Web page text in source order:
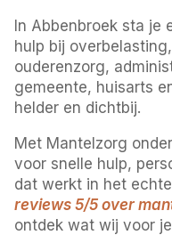
In Abbenbroek sta je
hulp bij
ouderenzorg,
gemeente, huisarts
helder en dichtbij.
Met Mantelzorg
voor snelle hulp,
dat werkt in het
reviews 5/5 over
ontdek wat wij voor